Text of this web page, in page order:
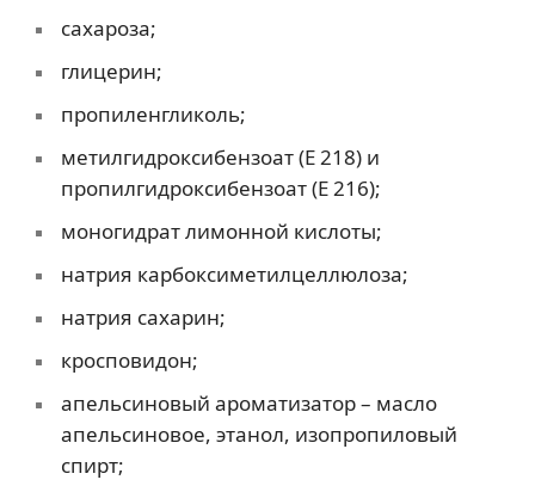
сахароза;
глицерин;
пропиленгликоль;
метилгидроксибензоат (Е 218) и
пропилгидроксибензоат (Е 216);
моногидрат лимонной кислоты;
натрия карбоксиметилцеллюлоза;
натрия сахарин;
кросповидон;
апельсиновый ароматизатор – масло
апельсиновое, этанол, изопропиловый
спирт;